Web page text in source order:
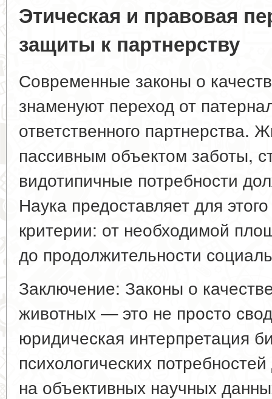
Этическая и правовая
защиты к партнерству
Современные законы о
знаменуют переход от
ответственного партнерства.
пассивным объектом заботы,
видотипичные потребности
Наука предоставляет для
критерии: от необходимой
до продолжительности
Заключение: Законы о
животных — это не просто
юридическая интерпретация
психологических
на объективных научных